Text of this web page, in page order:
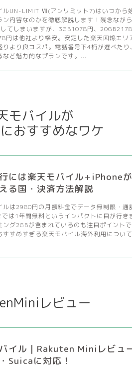
ルUN-LIMIT Ⅶ(アンリミット7)はいつから
ン内容なのかを徹底解説します！残念なが
てしまいますが、3GB1078円、
円は他社より格安。安定した楽天回線エリ
りより良コスパ。電話番号下4桁が選べたり
など魅力的なプランです。...
モバイルが
おすすめなワケ
には楽天モバイル+iPhone
る国・決済方法解説
ルは2980円の月額料金でデータ無制限・通
は1年間無料というインパクトに目が行き
ング2GBが含まれているのも注目ポイント
すすめすぎる楽天モバイル海外利用につい
レビュー
イル｜Rakuten Miniレビュ
Suicaに対応！